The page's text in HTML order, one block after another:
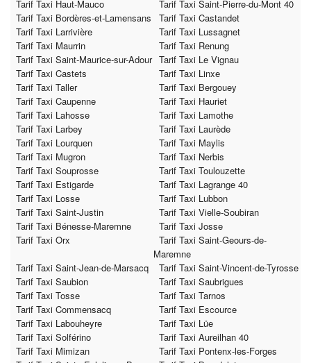
Tarif Taxi Haut-Mauco
Tarif Taxi Saint-Pierre-du-Mont 40
Tarif Taxi Bordères-et-Lamensans
Tarif Taxi Castandet
Tarif Taxi Larrivière
Tarif Taxi Lussagnet
Tarif Taxi Maurrin
Tarif Taxi Renung
Tarif Taxi Saint-Maurice-sur-Adour Tarif Taxi Le Vignau
Tarif Taxi Castets
Tarif Taxi Linxe
Tarif Taxi Taller
Tarif Taxi Bergouey
Tarif Taxi Caupenne
Tarif Taxi Hauriet
Tarif Taxi Lahosse
Tarif Taxi Lamothe
Tarif Taxi Larbey
Tarif Taxi Laurède
Tarif Taxi Lourquen
Tarif Taxi Maylis
Tarif Taxi Mugron
Tarif Taxi Nerbis
Tarif Taxi Souprosse
Tarif Taxi Toulouzette
Tarif Taxi Estigarde
Tarif Taxi Lagrange 40
Tarif Taxi Losse
Tarif Taxi Lubbon
Tarif Taxi Saint-Justin
Tarif Taxi Vielle-Soubiran
Tarif Taxi Bénesse-Maremne
Tarif Taxi Josse
Tarif Taxi Orx
Tarif Taxi Saint-Geours-de-
Maremne
Tarif Taxi Saint-Jean-de-Marsacq
Tarif Taxi Saint-Vincent-de-Tyrosse
Tarif Taxi Saubion
Tarif Taxi Saubrigues
Tarif Taxi Tosse
Tarif Taxi Tarnos
Tarif Taxi Commensacq
Tarif Taxi Escource
Tarif Taxi Labouheyre
Tarif Taxi Lüe
Tarif Taxi Solférino
Tarif Taxi Aureilhan 40
Tarif Taxi Mimizan
Tarif Taxi Pontenx-les-Forges